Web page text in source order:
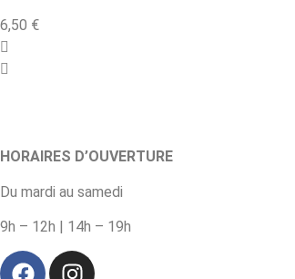
6,50 €
HORAIRES D’OUVERTURE
Du mardi au samedi
9h – 12h | 14h – 19h